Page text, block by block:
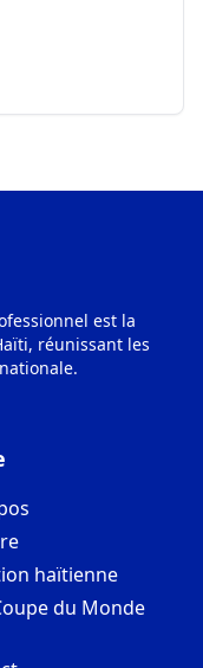
est la
réunissant les
haïtienne
du Monde